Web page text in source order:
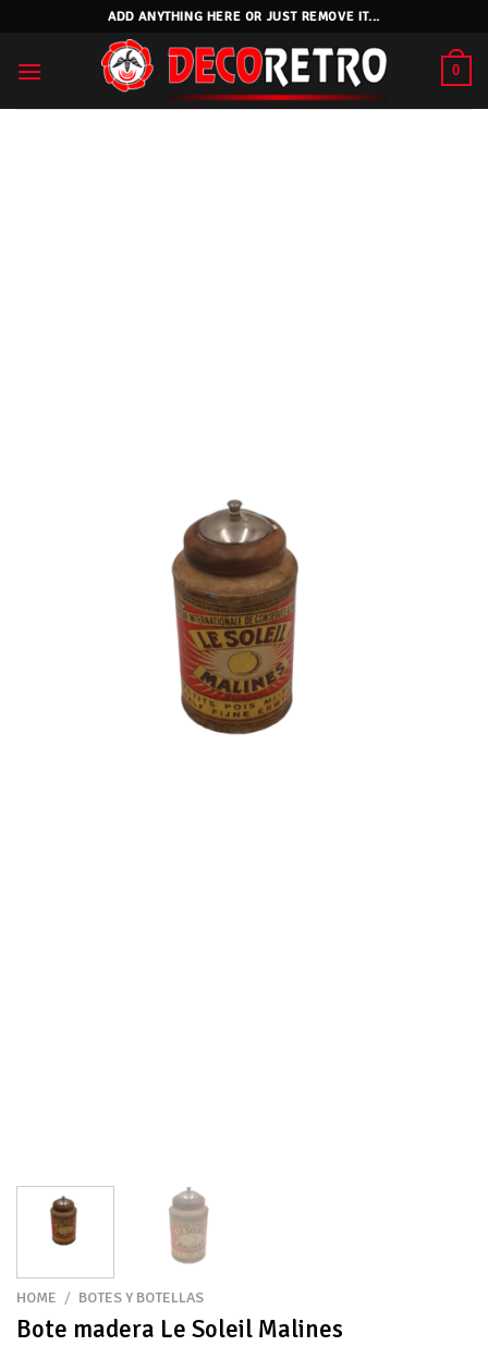
content
ADD ANYTHING HERE OR JUST REMOVE IT...
0
HOME / BOTES Y BOTELLAS
Bote madera Le Soleil Malines